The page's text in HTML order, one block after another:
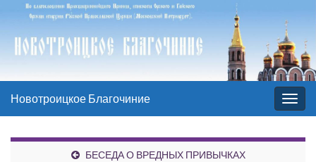
Вкл/
выкл
Новотроицкое Благочиние
БЕСЕДА О ВРЕДНЫХ ПРИВЫЧКАХ